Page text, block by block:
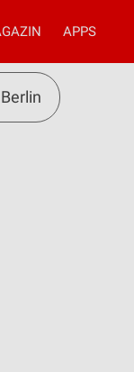
APPS